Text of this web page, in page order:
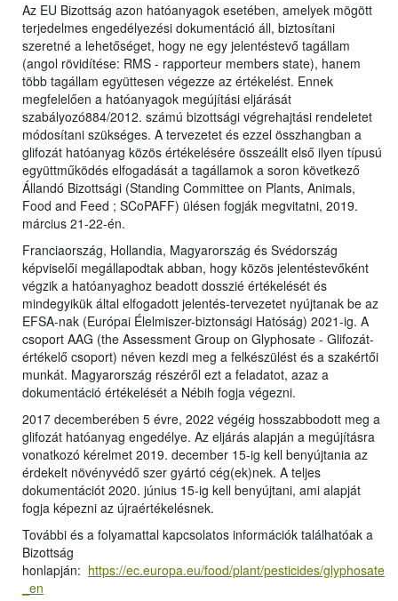
Az EU Bizottság azon hatóanyagok esetében, amelyek mögött
terjedelmes engedélyezési dokumentáció áll, biztosítani
szeretné a lehetőséget, hogy ne egy jelentéstevő tagállam
(angol rövidítése: RMS - rapporteur members state), hanem
több tagállam együttesen végezze az értékelést. Ennek
megfelelően a hatóanyagok megújítási eljárását
szabályozó884/2012. számú bizottsági végrehajtási rendeletet
módosítani szükséges. A tervezetet és ezzel összhangban a
glifozát hatóanyag közös értékelésére összeállt első ilyen típusú
együttműködés elfogadását a tagállamok a soron következő
Állandó Bizottsági (Standing Committee on Plants, Animals,
Food and Feed ; SCoPAFF) ülésen fogják megvitatni, 2019.
március 21-22-én.
Franciaország, Hollandia, Magyarország és Svédország
képviselői megállapodtak abban, hogy közös jelentéstevőként
végzik a hatóanyaghoz beadott dosszié értékelését és
mindegyikük által elfogadott jelentés-tervezetet nyújtanak be az
EFSA-nak (Európai Élelmiszer-biztonsági Hatóság) 2021-ig. A
csoport AAG (the Assessment Group on Glyphosate - Glifozát-
értékelő csoport) néven kezdi meg a felkészülést és a szakértői
munkát. Magyarország részéről ezt a feladatot, azaz a
dokumentáció értékelését a Nébih fogja végezni.
2017 decemberében 5 évre, 2022 végéig hosszabbodott meg a
glifozát hatóanyag engedélye. Az eljárás alapján a megújításra
vonatkozó kérelmet 2019. december 15-ig kell benyújtania az
érdekelt növényvédő szer gyártó cég(ek)nek. A teljes
dokumentációt 2020. június 15-ig kell benyújtani, ami alapját
fogja képezni az újraértékelésnek.
További és a folyamattal kapcsolatos információk találhatóak a
Bizottság
honlapján: https://ec.europa.eu/food/plant/pesticides/glyphosate
_en